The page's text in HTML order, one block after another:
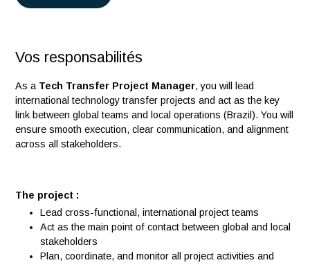
POSTULER
Vos responsabilités
link between global teams and local operations (Brazil).
ensure smooth execution, clear communication, and
across all stakeholders.